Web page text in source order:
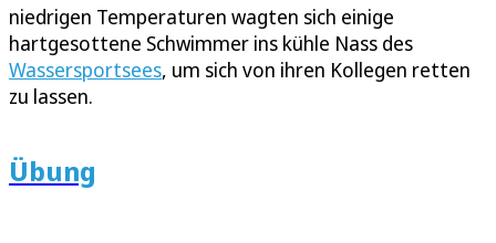
niedrigen Temperaturen wagten sich einige
hartgesottene Schwimmer ins kühle Nass des
Wassersportsees, um sich von ihren Kollegen retten
zu lassen.
Übung